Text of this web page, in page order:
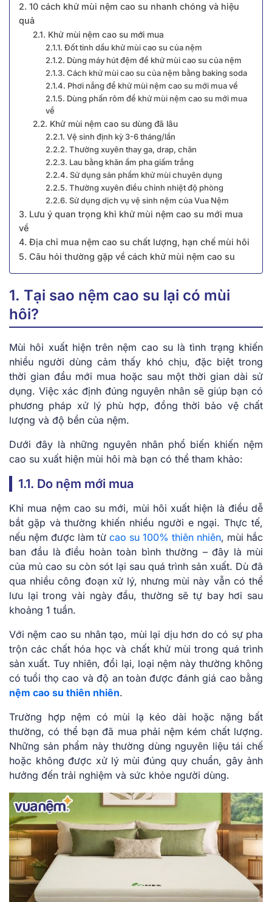
2. 10 cách khử mùi nệm cao su nhanh chóng và hiệu
quả
2.1. Khử mùi nệm cao su mới mua
2.1.1. Đốt tinh dầu khử mùi cao su của nệm
2.1.2. Dùng máy hút đệm để khử mùi cao su của nệm
2.1.3. Cách khử mùi cao su của nệm bằng baking soda
2.1.4. Phơi nắng để khử mùi nệm cao su mới mua về
2.1.5. Dùng phấn rôm để khử mùi nệm cao su mới mua
về
2.2. Khử mùi nệm cao su dùng đã lâu
2.2.1. Vệ sinh định kỳ 3-6 tháng/lần
2.2.2. Thường xuyên thay ga, drap, chăn
2.2.3. Lau bằng khăn ẩm pha giấm trắng
2.2.4. Sử dụng sản phẩm khử mùi chuyên dụng
2.2.5. Thường xuyên điều chỉnh nhiệt độ phòng
2.2.6. Sử dụng dịch vụ vệ sinh nệm của Vua Nệm
3. Lưu ý quan trọng khi khử mùi nệm cao su mới mua
về
4. Địa chỉ mua nệm cao su chất lượng, hạn chế mùi hôi
5. Câu hỏi thường gặp về cách khử mùi nệm cao su
1. Tại sao nệm cao su lại có mùi
hôi?
Mùi hôi xuất hiện trên nệm cao su là tình trạng khiến
nhiều người dùng cảm thấy khó chịu, đặc biệt trong
thời gian đầu mới mua hoặc sau một thời gian dài sử
dụng. Việc xác định đúng nguyên nhân sẽ giúp bạn có
phương pháp xử lý phù hợp, đồng thời bảo vệ chất
lượng và độ bền của nệm.
Dưới đây là những nguyên nhân phổ biến khiến nệm
cao su xuất hiện mùi hôi mà bạn có thể tham khảo:
1.1. Do nệm mới mua
Khi mua nệm cao su mới, mùi hôi xuất hiện là điều dễ
bắt gặp và thường khiến nhiều người e ngại. Thực tế,
nếu nệm được làm từ cao su 100% thiên nhiên, mùi hắc
ban đầu là điều hoàn toàn bình thường – đây là mùi
của mủ cao su còn sót lại sau quá trình sản xuất. Dù đã
qua nhiều công đoạn xử lý, nhưng mùi này vẫn có thể
lưu lại trong vài ngày đầu, thường sẽ tự bay hơi sau
khoảng 1 tuần.
Với nệm cao su nhân tạo, mùi lại dịu hơn do có sự pha
trộn các chất hóa học và chất khử mùi trong quá trình
sản xuất. Tuy nhiên, đổi lại, loại nệm này thường không
có tuổi thọ cao và độ an toàn được đánh giá cao bằng
nệm cao su thiên nhiên.
Trường hợp nệm có mùi lạ kéo dài hoặc nặng bất
thường, có thể bạn đã mua phải nệm kém chất lượng.
Những sản phẩm này thường dùng nguyên liệu tái chế
hoặc không được xử lý mùi đúng quy chuẩn, gây ảnh
hưởng đến trải nghiệm và sức khỏe người dùng.